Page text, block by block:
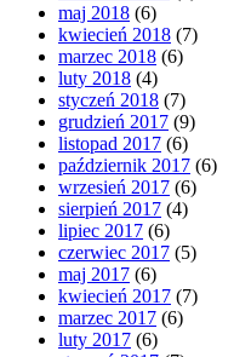
maj 2018 (6)
kwiecień 2018 (7)
marzec 2018 (6)
luty 2018 (4)
styczeń 2018 (7)
grudzień 2017 (9)
listopad 2017 (6)
październik 2017 (6)
wrzesień 2017 (6)
sierpień 2017 (4)
lipiec 2017 (6)
czerwiec 2017 (5)
maj 2017 (6)
kwiecień 2017 (7)
marzec 2017 (6)
luty 2017 (6)